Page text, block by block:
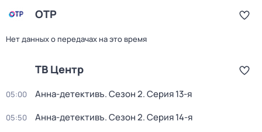
ОТР
Нет данных о передачах на это время
ТВ Центр
05:00 Анна-детективъ. Сезон 2. Серия 13-я
05:50 Анна-детективъ. Сезон 2. Серия 14-я